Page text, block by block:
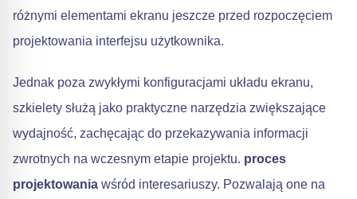
różnymi elementami ekranu jeszcze przed rozpoczęciem
projektowania interfejsu użytkownika.
Jednak poza zwykłymi konfiguracjami układu ekranu,
szkielety służą jako praktyczne narzędzia zwiększające
wydajność, zachęcając do przekazywania informacji
zwrotnych na wczesnym etapie projektu. proces
projektowania wśród interesariuszy. Pozwalają one na